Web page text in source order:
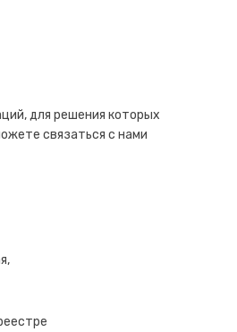
для решения которых
связаться с нами